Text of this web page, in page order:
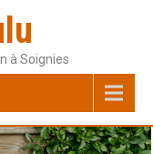
à Soignies